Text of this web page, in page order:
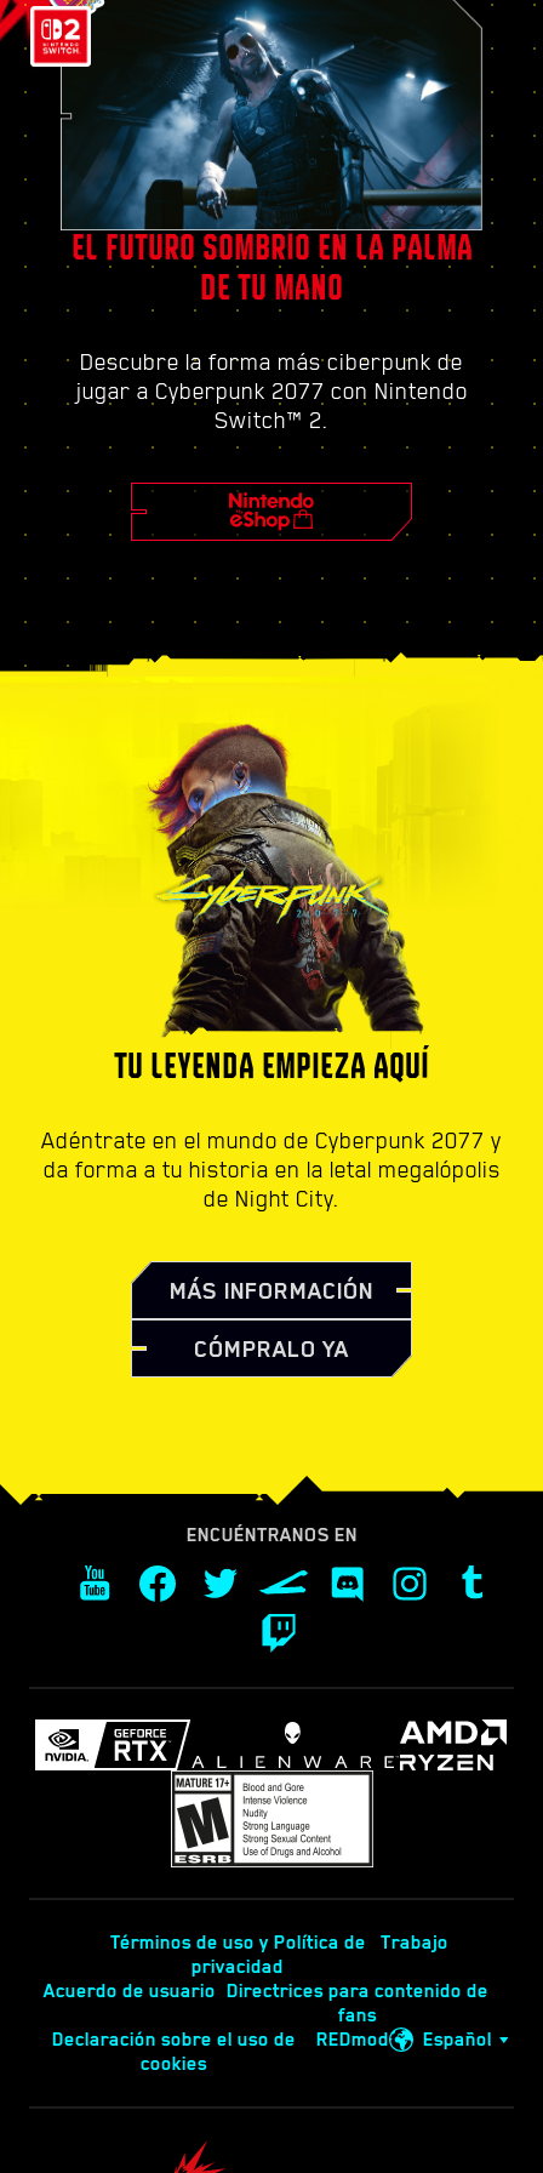
EL FUTURO SOMBRÍO EN LA PALMA
DE TU MANO
Descubre la forma más ciberpunk de
jugar a Cyberpunk 2077 con Nintendo
Switch™ 2.
TU LEYENDA EMPIEZA AQUÍ
Adéntrate en el mundo de Cyberpunk 2077 y
da forma a tu historia en la letal megalópolis
de Night City.
MÁS INFORMACIÓN
CÓMPRALO YA
ENCUÉNTRANOS EN
Términos de uso y Política de
privacidad
Trabajo
Acuerdo de usuario Directrices para contenido de
fans
Declaración sobre el uso de
cookies
REDmod Español